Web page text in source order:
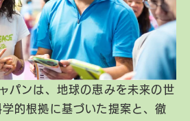
パンは、地球の恵みを未来の世
的根拠に基づいた提案と、徹